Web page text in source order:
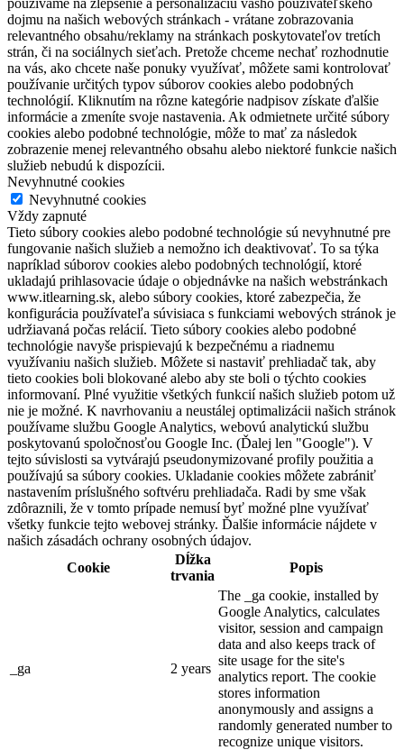
dojmu na našich webových stránkach - vrátane zobrazovania
relevantného obsahu/reklamy na stránkach poskytovateľov tretích
strán, či na sociálnych sieťach. Pretože chceme nechať rozhodnutie
na vás, ako chcete naše ponuky využívať, môžete sami kontrolovať
používanie určitých typov súborov cookies alebo podobných
technológií. Kliknutím na rôzne kategórie nadpisov získate ďalšie
informácie a zmeníte svoje nastavenia. Ak odmietnete určité súbory
cookies alebo podobné technológie, môže to mať za následok
zobrazenie menej relevantného obsahu alebo niektoré funkcie našich
služieb nebudú k dispozícii.
Nevyhnutné cookies
Nevyhnutné cookies
Vždy zapnuté
Tieto súbory cookies alebo podobné technológie sú nevyhnutné pre
fungovanie našich služieb a nemožno ich deaktivovať. To sa týka
napríklad súborov cookies alebo podobných technológií, ktoré
ukladajú prihlasovacie údaje o objednávke na našich webstránkach
www.itlearning.sk, alebo súbory cookies, ktoré zabezpečia, že
konfigurácia používateľa súvisiaca s funkciami webových stránok je
udržiavaná počas relácií. Tieto súbory cookies alebo podobné
technológie navyše prispievajú k bezpečnému a riadnemu
využívaniu našich služieb. Môžete si nastaviť prehliadač tak, aby
tieto cookies boli blokované alebo aby ste boli o týchto cookies
informovaní. Plné využitie všetkých funkcií našich služieb potom už
nie je možné. K navrhovaniu a neustálej optimalizácii našich stránok
používame službu Google Analytics, webovú analytickú službu
poskytovanú spoločnosťou Google Inc. (Ďalej len "Google"). V
tejto súvislosti sa vytvárajú pseudonymizované profily použitia a
používajú sa súbory cookies. Ukladanie cookies môžete zabrániť
nastavením príslušného softvéru prehliadača. Radi by sme však
zdôraznili, že v tomto prípade nemusí byť možné plne využívať
všetky funkcie tejto webovej stránky. Ďalšie informácie nájdete v
našich zásadách ochrany osobných údajov.
Cookie
Dĺžka
trvania
Popis
_ga 2 years
The _ga cookie, installed by
Google Analytics, calculates
visitor, session and campaign
data and also keeps track of
site usage for the site's
analytics report. The cookie
stores information
anonymously and assigns a
randomly generated number to
recognize unique visitors.